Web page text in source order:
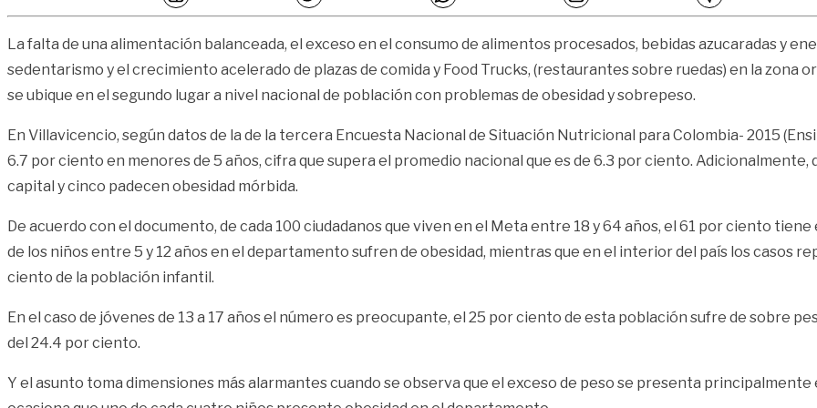
La falta de una alimentación balanceada, el exceso en el consumo de alimentos procesados, bebidas azucaradas y
sedentarismo y el crecimiento acelerado de plazas de comida y Food Trucks, (restaurantes sobre ruedas) en la zona
se ubique en el segundo lugar a nivel nacional de población con problemas de obesidad y sobrepeso.
En Villavicencio, según datos de la de la tercera Encuesta Nacional de Situación Nutricional para Colombia- 2015
6.7 por ciento en menores de 5 años, cifra que supera el promedio nacional que es de 6.3 por ciento.
capital y cinco padecen obesidad mórbida.
De acuerdo con el documento, de cada 100 ciudadanos que viven en el Meta entre 18 y 64 años, el 61 por ciento
de los niños entre 5 y 12 años en el departamento sufren de obesidad, mientras que en el interior del país los casos
ciento de la población infantil.
En el caso de jóvenes de 13 a 17 años el número es preocupante, el 25 por ciento de esta población sufre de sobre
del 24.4 por ciento.
Y el asunto toma dimensiones más alarmantes cuando se observa que el exceso de peso se presenta principalmente